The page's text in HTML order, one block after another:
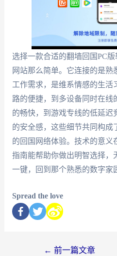
选择一款合适的翻墙回国PC
网站那么简单。它连接的是熟
工作需求，是维系情感的生活
路的便捷，到多设备同时在线
的畅快，到游戏专线的低延迟
的安全感，这些细节共同构成
的回国网络体验。技术的意义
指南能帮助你做出明智选择，
一键，回到那个熟悉的数字家
Spread the love
← 前一篇文章